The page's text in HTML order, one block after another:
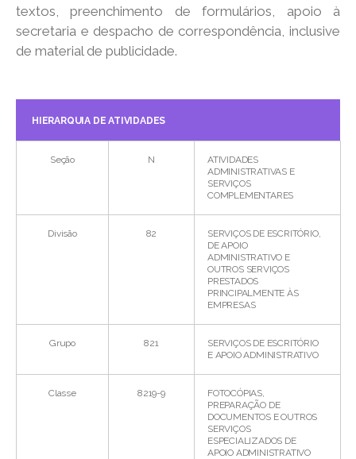
textos, preenchimento de formulários, apoio à
secretaria e despacho de correspondência, inclusive
de material de publicidade.
HIERARQUIA DE ATIVIDADES
Seção N
ATIVIDADES
ADMINISTRATIVAS E
SERVIÇOS
COMPLEMENTARES
Divisão 82
SERVIÇOS DE ESCRITÓRIO,
DE APOIO
ADMINISTRATIVO E
OUTROS SERVIÇOS
PRESTADOS
PRINCIPALMENTE ÀS
EMPRESAS
Grupo 821
SERVIÇOS DE ESCRITÓRIO
E APOIO ADMINISTRATIVO
Classe 8219-9
FOTOCÓPIAS,
PREPARAÇÃO DE
DOCUMENTOS E OUTROS
SERVIÇOS
ESPECIALIZADOS DE
APOIO ADMINISTRATIVO